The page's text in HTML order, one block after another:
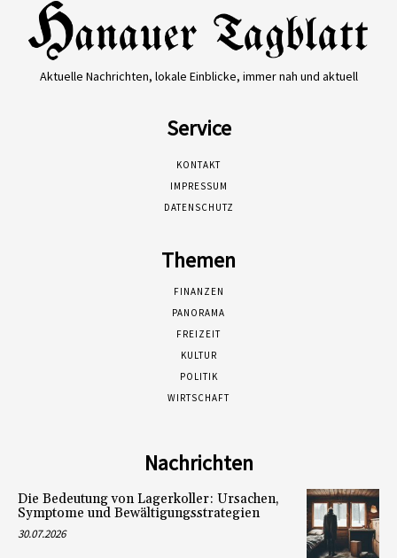
Aktuelle Nachrichten, lokale Einblicke, immer nah und aktuell
Service
KONTAKT
IMPRESSUM
DATENSCHUTZ
Themen
FINANZEN
PANORAMA
FREIZEIT
KULTUR
POLITIK
WIRTSCHAFT
Nachrichten
Die Bedeutung von Lagerkoller: Ursachen,
Symptome und Bewältigungsstrategien
30.07.2026